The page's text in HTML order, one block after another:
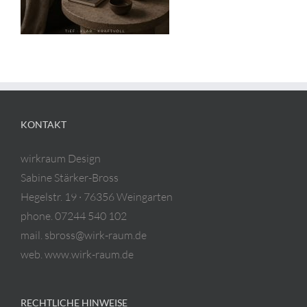
KONTAKT
wirkraum Design
Sabine Stärker-Bross
Hegelstr. 19 · 76356 Weingarten
phone. 07244 540 102
mail. sbross@wirk-raum.de
web. www.wirk-raum.de
RECHTLICHE HINWEISE